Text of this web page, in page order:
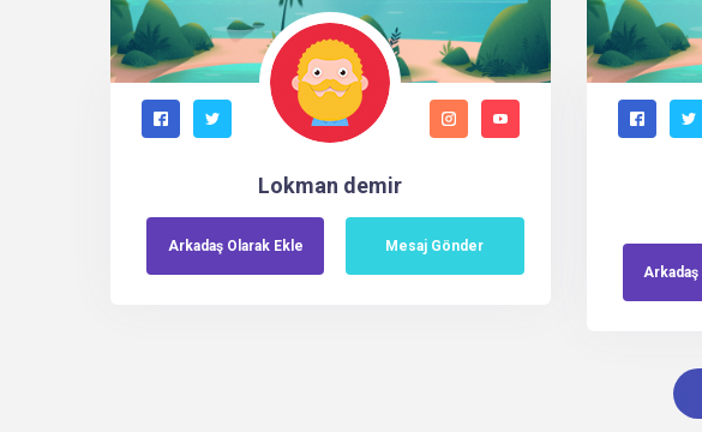
Lokman demir
Arkadaş OlarakEkle Mesaj Gönder
Arkadaş